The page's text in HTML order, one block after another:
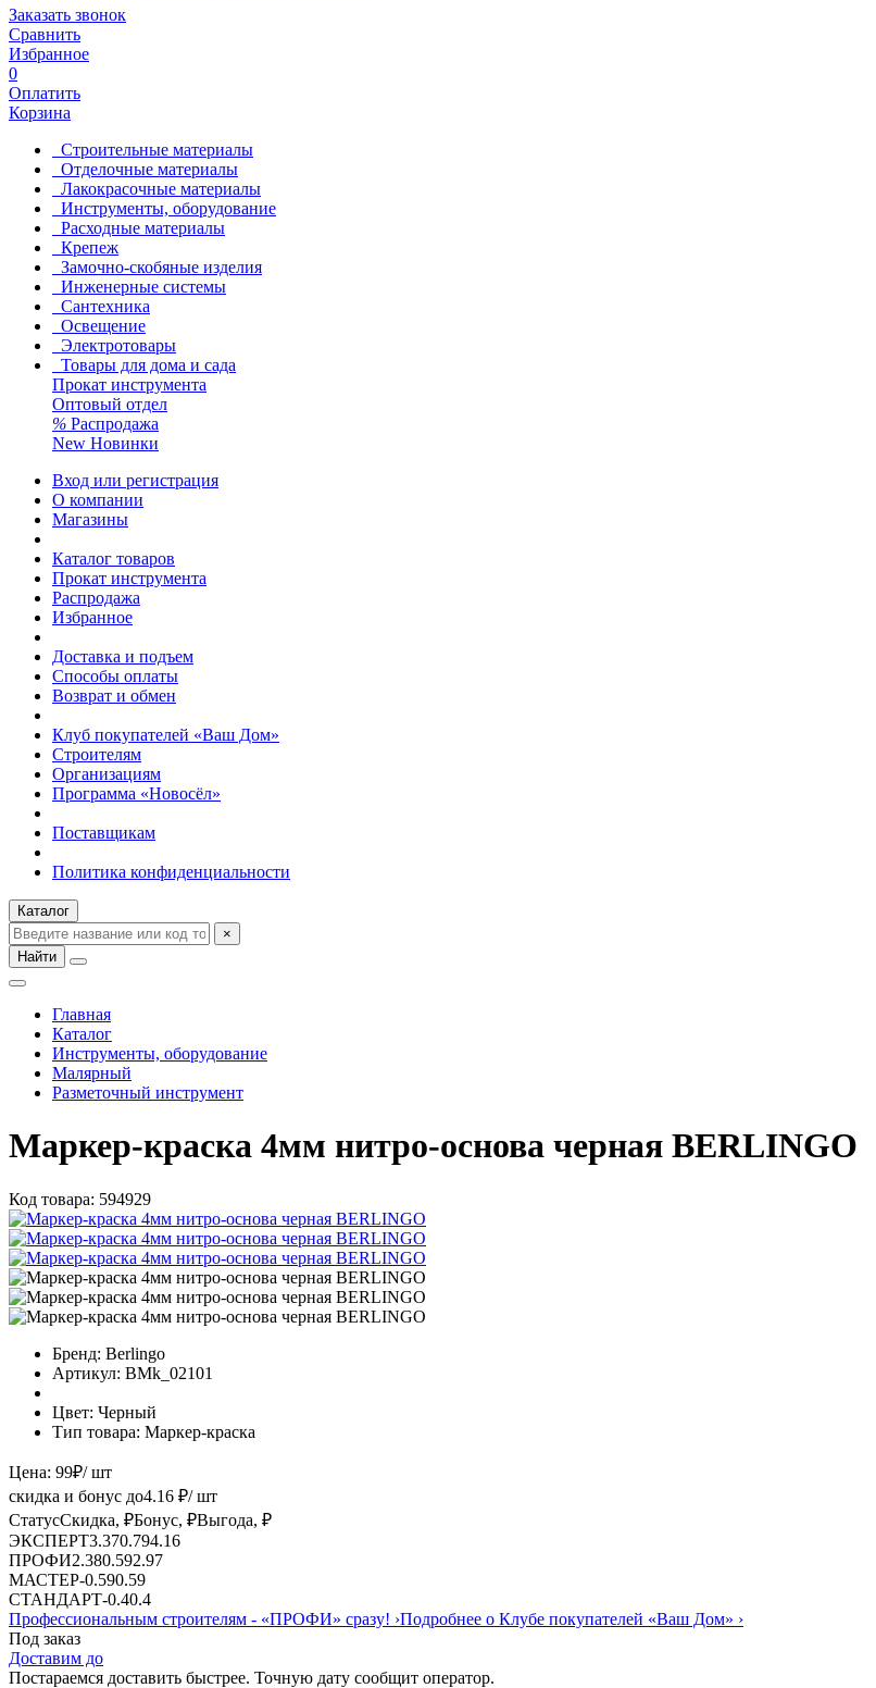
Заказать звонок
Сравнить
Избранное
0
Оплатить
Корзина
Строительные материалы
Отделочные материалы
Лакокрасочные материалы
Инструменты, оборудование
Расходные материалы
Крепеж
Замочно-скобяные изделия
Инженерные системы
Сантехника
Освещение
Электротовары
Товары для дома и сада
Прокат инструмента
Оптовый отдел
% Распродажа
New Новинки
Вход или регистрация
О компании
Магазины
Каталог товаров
Прокат инструмента
Распродажа
Избранное
Доставка и подъем
Способы оплаты
Возврат и обмен
Клуб покупателей «Ваш Дом»
Строителям
Организациям
Программа «Новосёл»
Поставщикам
Политика конфиденциальности
Каталог
×
Найти
Главная
Каталог
Инструменты, оборудование
Малярный
Разметочный инструмент
Маркер-краска 4мм нитро-основа черная BERLINGO
Код товара: 594929
Бренд: Berlingo
Артикул: BMk_02101
Цвет: Черный
Тип товара: Маркер-краска
Цена: 99₽/ шт
скидка и бонус до4.16 ₽/ шт
СтатусСкидка, ₽Бонус, ₽Выгода, ₽
ЭКСПЕРТ3.370.794.16
ПРОФИ2.380.592.97
МАСТЕР-0.590.59
СТАНДАРТ-0.40.4
Профессиональным строителям - «ПРОФИ» сразу! ›Подробнее о Клубе покупателей «Ваш Дом» ›
Под заказ
Доставим до
Постараемся доставить быстрее. Точную дату сообщит оператор.